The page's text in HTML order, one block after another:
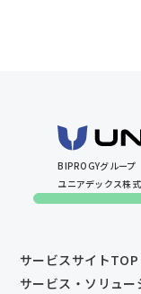
BIPROGYグループ
ユニアデックス株
サービスサイトTOP
サービス・ソリュー